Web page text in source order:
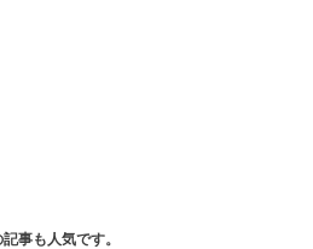
事も人気です。